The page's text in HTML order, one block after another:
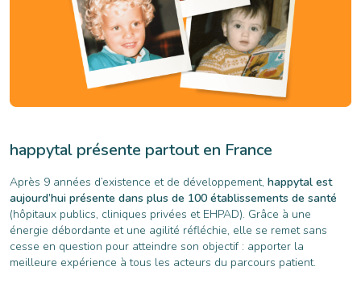
happytal présente partout en France
Après 9 années d’existence et de développement, happytal est
aujourd’hui présente dans plus de 100 établissements de santé
(hôpitaux publics, cliniques privées et EHPAD). Grâce à une
énergie débordante et une agilité réfléchie, elle se remet sans
cesse en question pour atteindre son objectif : apporter la
meilleure expérience à tous les acteurs du parcours patient.